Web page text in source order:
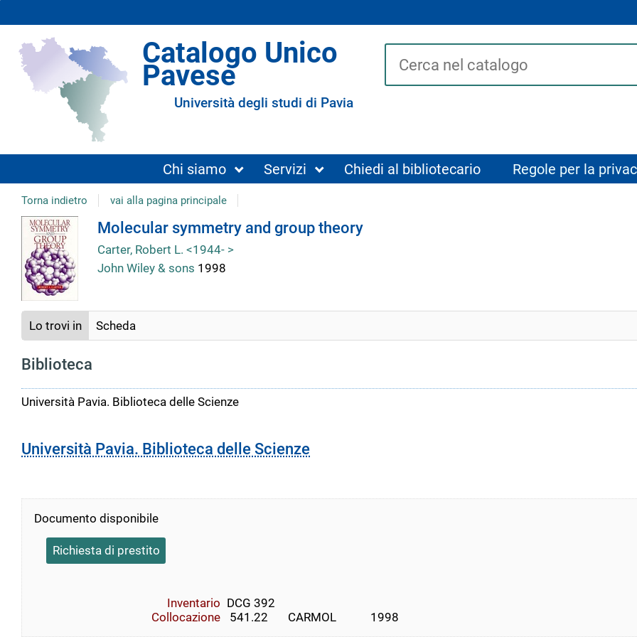
Catalogo Unico
Pavese
Università degli studi di Pavia
Cerca su "Catalogo"
Chi siamo Servizi Chiedi al bibliotecario Regole per la
Torna indietro vai alla pagina principale
Dettaglio
del
documento
Molecular symmetry and group theory
Carter, Robert L. <1944- >
John Wiley & sons 1998
Lo trovi in Scheda
Biblioteca
Università Pavia. Biblioteca delle Scienze
Università Pavia. Biblioteca delle Scienze
Documento disponibile
Richiesta di prestito
Inventario DCG 392
Collocazione
541.22       CARMOL            1998